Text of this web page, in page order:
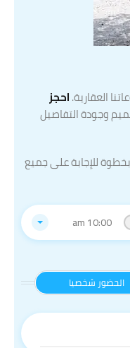
10:00 am
الحضور شخصيا
العقارية.احجز
وجودة التفاصيل
للإجابة على جميع